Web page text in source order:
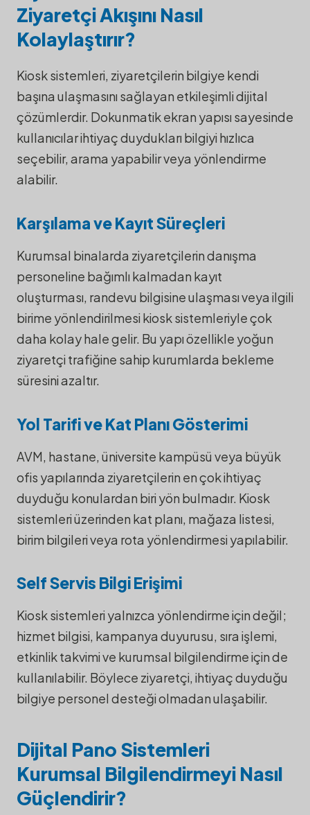
Ziyaretçi Akışını Nasıl
Kolaylaştırır?
Kiosk sistemleri, ziyaretçilerin bilgiye kendi
başına ulaşmasını sağlayan etkileşimli dijital
çözümlerdir. Dokunmatik ekran yapısı sayesinde
kullanıcılar ihtiyaç duydukları bilgiyi hızlıca
seçebilir, arama yapabilir veya yönlendirme
alabilir.
Karşılama ve Kayıt Süreçleri
Kurumsal binalarda ziyaretçilerin danışma
personeline bağımlı kalmadan kayıt
oluşturması, randevu bilgisine ulaşması veya ilgili
birime yönlendirilmesi kiosk sistemleriyle çok
daha kolay hale gelir. Bu yapı özellikle yoğun
ziyaretçi trafiğine sahip kurumlarda bekleme
süresini azaltır.
Yol Tarifi ve Kat Planı Gösterimi
AVM, hastane, üniversite kampüsü veya büyük
ofis yapılarında ziyaretçilerin en çok ihtiyaç
duyduğu konulardan biri yön bulmadır. Kiosk
sistemleri üzerinden kat planı, mağaza listesi,
birim bilgileri veya rota yönlendirmesi yapılabilir.
Self Servis Bilgi Erişimi
Kiosk sistemleri yalnızca yönlendirme için değil;
hizmet bilgisi, kampanya duyurusu, sıra işlemi,
etkinlik takvimi ve kurumsal bilgilendirme için de
kullanılabilir. Böylece ziyaretçi, ihtiyaç duyduğu
bilgiye personel desteği olmadan ulaşabilir.
Dijital Pano Sistemleri
Kurumsal Bilgilendirmeyi Nasıl
Güçlendirir?